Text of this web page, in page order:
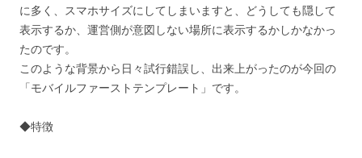
に多く、スマホサイズにしてしまいますと、どうしても隠して
表示するか、運営側が意図しない場所に表示するかしかなかっ
たのです。
このような背景から日々試行錯誤し、出来上がったのが今回の
「モバイルファーストテンプレート」です。
◆特徴